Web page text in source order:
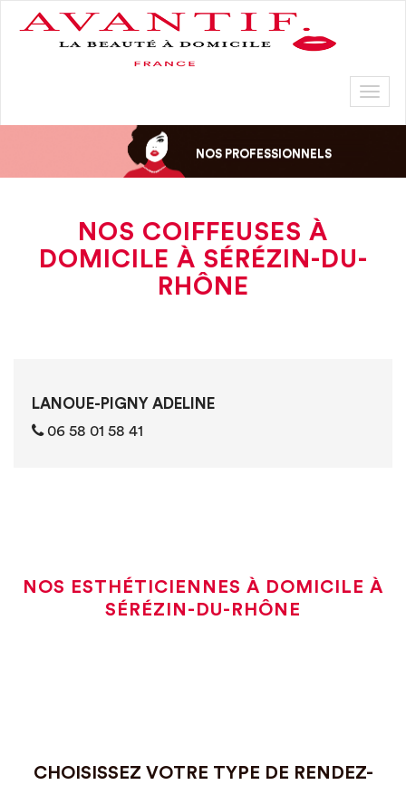
NOS PROFESSIONNELS
NOS COIFFEUSES À
DOMICILE À SÉRÉZIN-DU-
RHÔNE
LANOUE-PIGNY ADELINE
0‭6 ‭‭‭58 01 58 41
NOS ESTHÉTICIENNES À DOMICILE À
SÉRÉZIN-DU-RHÔNE
CHOISISSEZ VOTRE TYPE DE RENDEZ-